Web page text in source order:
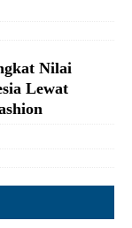
Nilai
Lewat